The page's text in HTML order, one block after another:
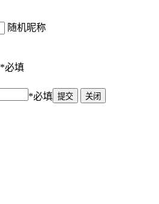
随机昵称
*必填
*必填 提交 关闭